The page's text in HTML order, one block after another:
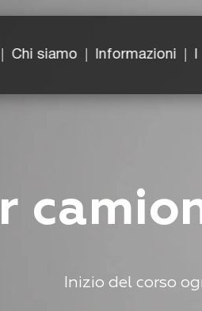
Chi siamo Informazioni
Inizio del corso